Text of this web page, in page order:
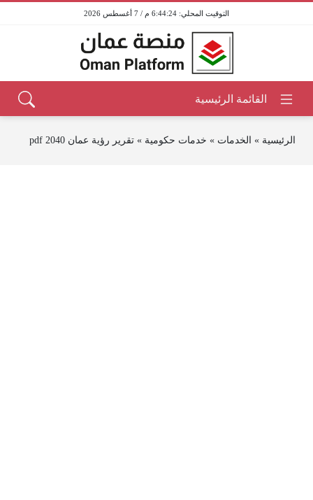
6:44:24 م / 7 أغسطس 2026
الرئيسية » الخدمات » خدمات حكومية » تقرير رؤية عمان 2040 pdf